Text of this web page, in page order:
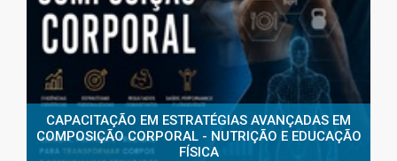
CAPACITAÇÃO EM ESTRATÉGIAS AVANÇADAS EM
COMPOSIÇÃO CORPORAL - NUTRIÇÃO E EDUCAÇÃO
FÍSICA